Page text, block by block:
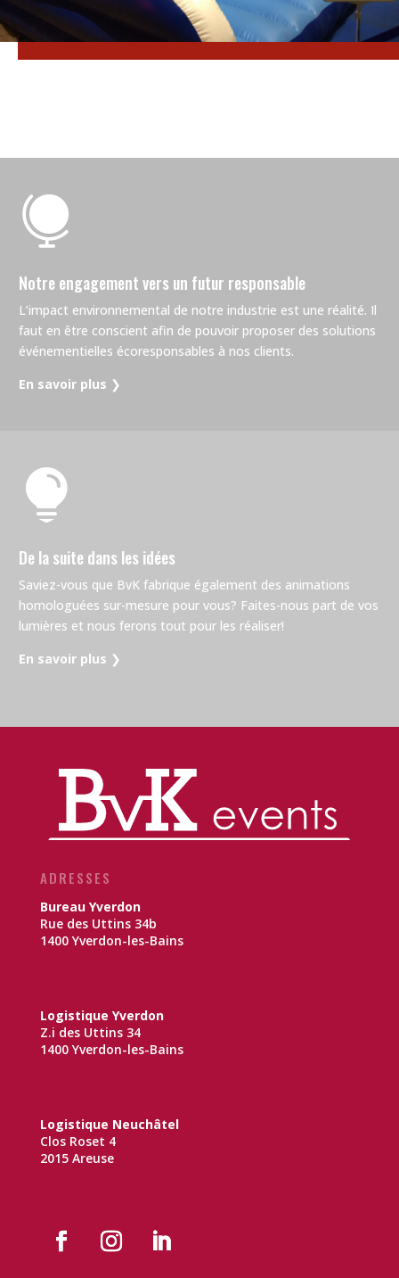

Notre engagement vers un futur responsable
L’impact environnemental de notre industrie est une réalité. Il
faut en être conscient afin de pouvoir proposer des solutions
événementielles écoresponsables à nos clients.
En savoir plus ❯

De la suite dans les idées
Saviez-vous que BvK fabrique également des animations
homologuées sur-mesure pour vous? Faites-nous part de vos
lumières et nous ferons tout pour les réaliser!
En savoir plus ❯
ADRESSES
Bureau Yverdon
Rue des Uttins 34b
1400 Yverdon-les-Bains
Logistique Yverdon
Z.i des Uttins 34
1400 Yverdon-les-Bains
Logistique Neuchâtel
Clos Roset 4
2015 Areuse